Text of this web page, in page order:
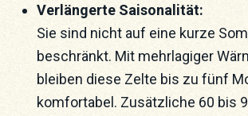
Verlängerte Saisonalität:
Sie sind nicht auf eine kurze
beschränkt. Mit mehrlagiger
bleiben diese Zelte bis zu fünf
komfortabel. Zusätzliche 60 bis